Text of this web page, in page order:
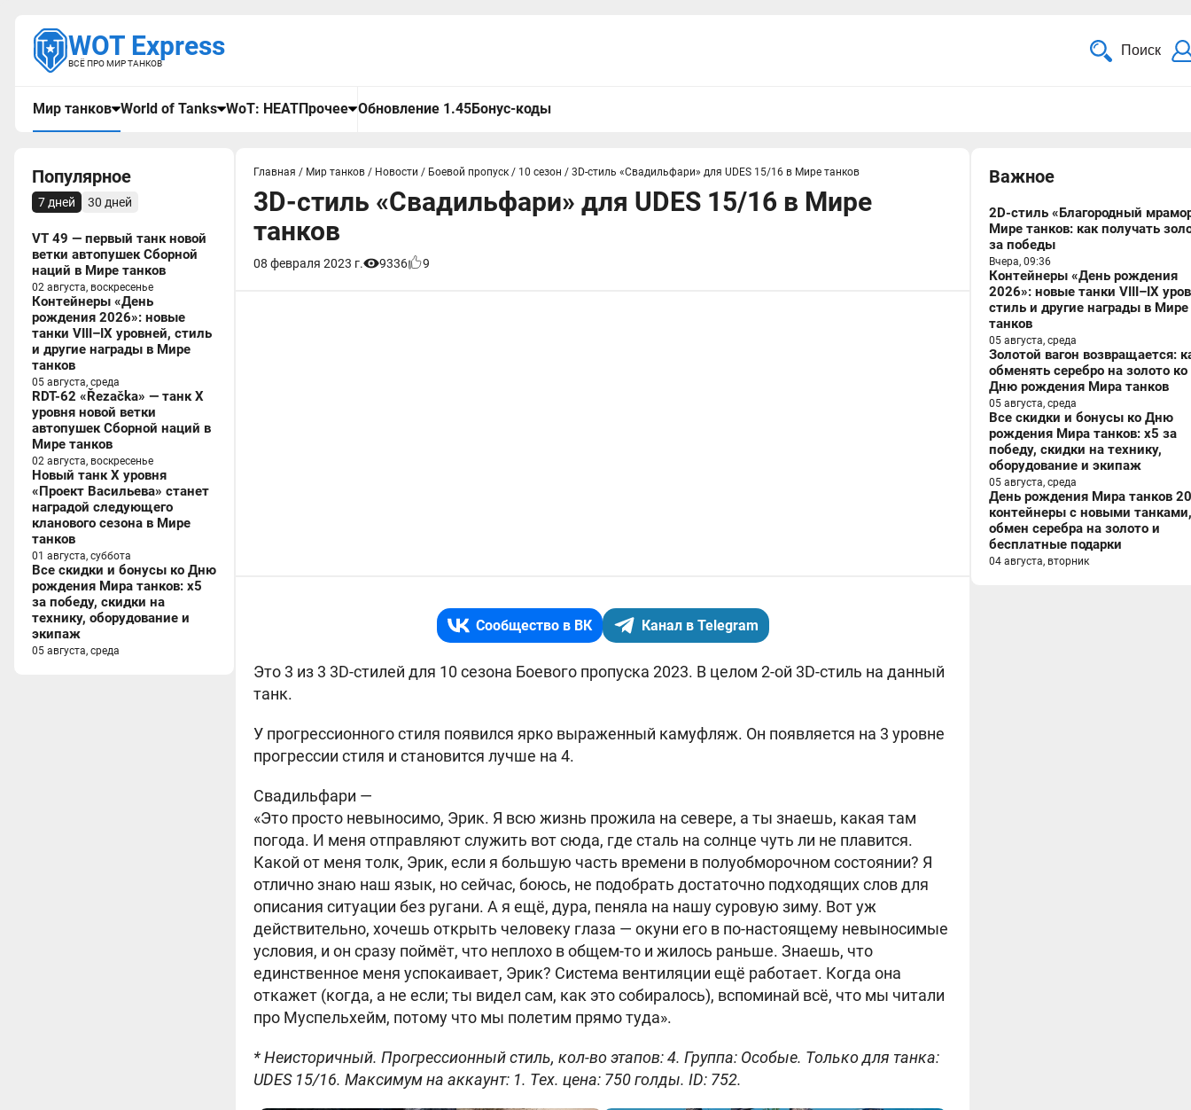
WOT Express
ВСЁ ПРО МИР ТАНКОВ
Поиск
Мир танков World of Tanks WoT: HEATПрочее Обновление 1.45Бонус-коды
Популярное
7 дней 30 дней
VT 49 — первый танк новой
ветки автопушек Сборной
наций в Мире танков
02 августа, воскресенье
Контейнеры «День
рождения 2026»: новые
танки VIII–IX уровней, стиль
и другие награды в Мире
танков
05 августа, среда
RDT-62 «Řezačka» — танк X
уровня новой ветки
автопушек Сборной наций в
Мире танков
02 августа, воскресенье
Новый танк X уровня
«Проект Васильева» станет
наградой следующего
кланового сезона в Мире
танков
01 августа, суббота
Все скидки и бонусы ко Дню
рождения Мира танков: x5
за победу, скидки на
технику, оборудование и
экипаж
05 августа, среда
Главная / Мир танков / Новости / Боевой пропуск / 10 сезон / 3D-стиль «Свадильфари» для UDES 15/16 в Мире танков
3D-стиль «Свадильфари» для UDES 15/16 в Мире
танков
08 февраля 2023 г. 9336 9
Сообщество в ВК Канал в Telegram
Это 3 из 3 3D-стилей для 10 сезона Боевого пропуска 2023. В целом 2-ой 3D-стиль на данный
танк.
У прогрессионного стиля появился ярко выраженный камуфляж. Он появляется на 3 уровне
прогрессии стиля и становится лучше на 4.
Свадильфари —
«Это просто невыносимо, Эрик. Я всю жизнь прожила на севере, а ты знаешь, какая там
погода. И меня отправляют служить вот сюда, где сталь на солнце чуть ли не плавится.
Какой от меня толк, Эрик, если я большую часть времени в полуобморочном состоянии? Я
отлично знаю наш язык, но сейчас, боюсь, не подобрать достаточно подходящих слов для
описания ситуации без ругани. А я ещё, дура, пеняла на нашу суровую зиму. Вот уж
действительно, хочешь открыть человеку глаза — окуни его в по-настоящему невыносимые
условия, и он сразу поймёт, что неплохо в общем-то и жилось раньше. Знаешь, что
единственное меня успокаивает, Эрик? Система вентиляции ещё работает. Когда она
откажет (когда, а не если; ты видел сам, как это собиралось), вспоминай всё, что мы читали
про Муспельхейм, потому что мы полетим прямо туда».
* Неисторичный. Прогрессионный стиль, кол-во этапов: 4. Группа: Особые. Только для танка:
UDES 15/16. Максимум на аккаунт: 1. Тех. цена: 750 голды. ID: 752.
Важное
2D-стиль «Благородный
Мире танков: как получать
за победы
Вчера, 09:36
Контейнеры «День рождения
2026»: новые танки VIII–IX
стиль и другие награды в Мире
танков
05 августа, среда
Золотой вагон возвращается:
обменять серебро на золото ко
Дню рождения Мира танков
05 августа, среда
Все скидки и бонусы ко Дню
рождения Мира танков: x5 за
победу, скидки на технику,
оборудование и экипаж
05 августа, среда
День рождения Мира танков
контейнеры с новыми танками,
обмен серебра на золото и
бесплатные подарки
04 августа, вторник